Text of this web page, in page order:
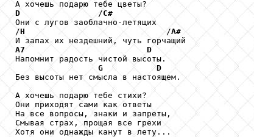
D
                /
C#
Они с лугов заоблачно-летящих
/H
                             /
A#
A7
D
Напомнит радость чистой высоты.
G
D
Без высоты нет смысла в настоящем.
А хочешь подарю тебе стихи?
Они приходят сами как ответы
На все вопросы, знаки и запреты,
Смывая страх, прощая все грехи
Хотя они однажды канут в лету...